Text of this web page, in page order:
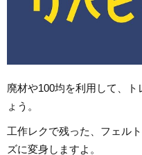
廃材や100均を利用して、
ょう。
工作レクで残った、フェル
ズに変身しますよ。